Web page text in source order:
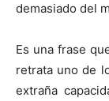
demasiado del
Es una frase
retrata uno de
extraña